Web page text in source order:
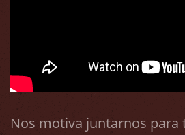
Nos motiva juntarnos